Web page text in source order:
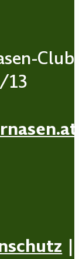
Club
13
|